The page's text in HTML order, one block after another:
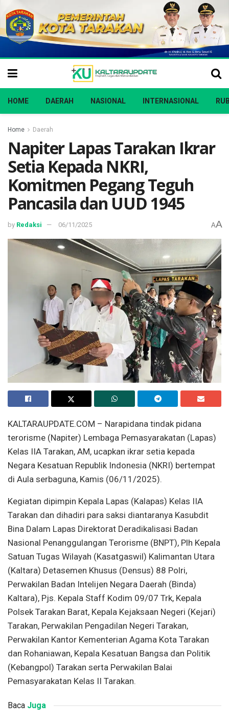
HOME DAERAH NASIONAL INTERNASIONAL
Home Daerah
Napiter Lapas Tarakan Ikrar
Setia Kepada NKRI,
Komitmen Pegang Teguh
Pancasila dan UUD 1945
by Redaksi 06/11/2025 AA
KALTARAUPDATE.COM – Narapidana tindak pidana
terorisme (Napiter) Lembaga Pemasyarakatan (Lapas)
Kelas IIA Tarakan, AM, ucapkan ikrar setia kepada
Negara Kesatuan Republik Indonesia (NKRI) bertempat
di Aula serbaguna, Kamis (06/11/2025).
Kegiatan dipimpin Kepala Lapas (Kalapas) Kelas IIA
Tarakan dan dihadiri para saksi diantaranya Kasubdit
Bina Dalam Lapas Direktorat Deradikalisasi Badan
Nasional Penanggulangan Terorisme (BNPT), Plh Kepala
Satuan Tugas Wilayah (Kasatgaswil) Kalimantan Utara
(Kaltara) Detasemen Khusus (Densus) 88 Polri,
Perwakilan Badan Intelijen Negara Daerah (Binda)
Kaltara), Pjs. Kepala Staff Kodim 09/07 Trk, Kepala
Polsek Tarakan Barat, Kepala Kejaksaan Negeri (Kejari)
Tarakan, Perwakilan Pengadilan Negeri Tarakan,
Perwakilan Kantor Kementerian Agama Kota Tarakan
dan Rohaniawan, Kepala Kesatuan Bangsa dan Politik
(Kebangpol) Tarakan serta Perwakilan Balai
Pemasyarakatan Kelas II Tarakan.
Baca Juga